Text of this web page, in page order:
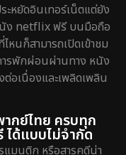
4
5
7
ะหยัดอินเทอร์เน็ตแต่ยัง
นัง netflix ฟรี บนมือถือ
ไหนก็สามารถเปิดเข้าชม
รพักผ่อนผ่านทาง หนัง
อเนื่องและเพลิดเพลิน
กย์ไทย ครบทุก
ด้แบบไม่จำกัด
แมนติก หรือสารคดีน่า